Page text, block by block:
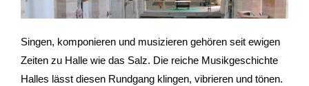
- Erlebnisführungen & Touren
Singen, komponieren und musizieren gehören seit ewigen
Zeiten zu Halle wie das Salz. Die reiche Musikgeschichte
Halles lässt diesen Rundgang klingen, vibrieren und tönen.